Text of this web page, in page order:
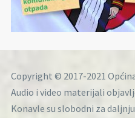
Copyright © 2017-2021
Audio i video materijali
Konavle su slobodni za